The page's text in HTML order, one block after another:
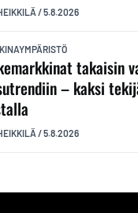
/5.8.2026
takaisin
– kaksi
/5.8.2026